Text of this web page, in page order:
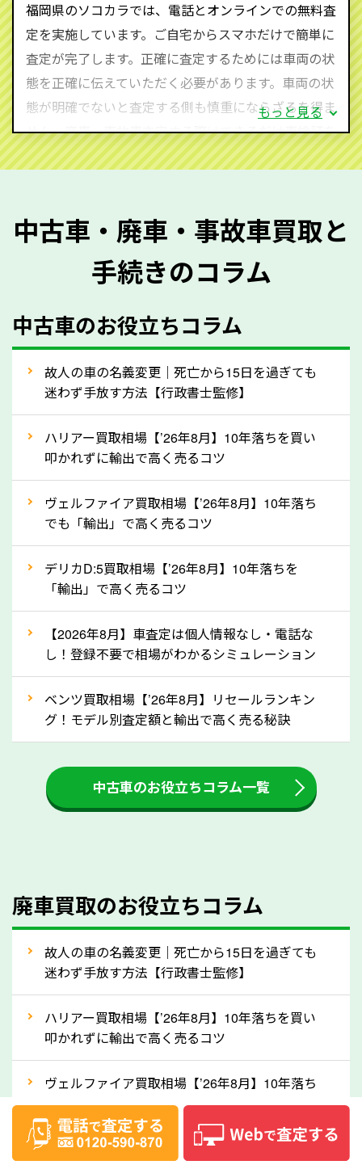
590-870）までお問い合わせ下さい。
査定・ご相談・見積もりはすべて無料で行います。安
心してお問い合わせください。
福岡県のソコカラでは、電話とオンラインでの無料査
定を実施しています。ご自宅からスマホだけで簡単に
査定が完了します。正確に査定するためには車両の状
態を正確に伝えていただく必要があります。車両の状
態が明確でないと査定する側も慎重にならざるを得ま
せん。廃車・事故車査定する際はできるだけ車検証を
ご準備ください。車検証があることで車両状態や年式
質問させていただく内容は以下の通りとなります。
メーカー／車種
型式／グレード
走行距離（例：約〇万キロ）
車検の満了日
内装や外装の状態
定を行い高価買取価格をつけやすくなります。
ってきます！
自動車税の還付金は、先に年払いしていた自動車税が
月割りで返還されるものです。ですから、自動車税の
還付金は早めに売却するほど多く還付されます。不要
な車は早めに廃車手続きをしたほうが良いでしょう。
③自動車税の還付金の扱いについて確認し
ましょう！
車を廃車にすると、自動車税の還付金を受け取ること
ができる場合があります。廃車買取業者の中には、還
付金をお客様に返還しない業者もあります。廃車査定
をする際には、自動車税の還付金の返還があるかどう
かを確認するようにしてください。福岡県のソコカラ
人気の車種は廃車の状態でも、高価買取が可能です。
産車は高く買取が可能です。「廃車＝買取できない」
なら廃車の車も適正価格で買取できます。他社で買取
拒否となった車も価格がつく可能性があるので、諦め
ずに福岡県の「ソコカラ」にご相談ください。古い車
でも高価買取が可能なケースは珍しくないため、まず
はWebで簡単にできる無料査定をお試しください。
実際の買取実績を、車のメーカーや状態ごとに「買取
実績」で確認できます。
もっと見る
中古車・廃車・事故車買取と
手続きのコラム
中古車のお役立ちコラム
故人の車の名義変更｜死亡から15日を過ぎても
迷わず手放す方法【行政書士監修】
ハリアー買取相場【’26年8月】10年落ちを買い
叩かれずに輸出で高く売るコツ
ヴェルファイア買取相場【’26年8月】10年落ち
でも「輸出」で高く売るコツ
デリカD:5買取相場【’26年8月】10年落ちを
「輸出」で高く売るコツ
【2026年8月】車査定は個人情報なし・電話な
し！登録不要で相場がわかるシミュレーション
ベンツ買取相場【’26年8月】リセールランキン
グ！モデル別査定額と輸出で高く売る秘訣
中古車のお役立ちコラム一覧
廃車買取のお役立ちコラム
故人の車の名義変更｜死亡から15日を過ぎても
迷わず手放す方法【行政書士監修】
ハリアー買取相場【’26年8月】10年落ちを買い
叩かれずに輸出で高く売るコツ
ヴェルファイア買取相場【’26年8月】10年落ち
でも「輸出」で高く売るコツ
デリカD:5買取相場【’26年8月】10年落ちを